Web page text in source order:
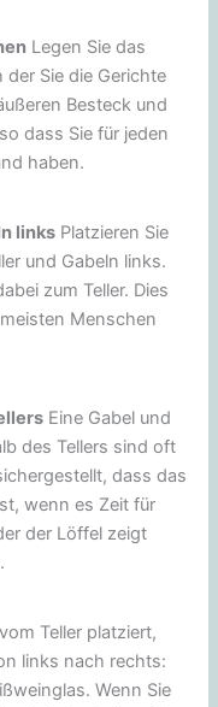
Legen Sie das
der Sie die Gerichte
Besteck und
dass Sie für jeden
haben.
links Platzieren Sie
und Gabeln links.
zum Teller. Dies
Menschen
Eine Gabel und
des Tellers sind oft
dass das
wenn es Zeit für
der Löffel zeigt
Teller platziert,
links nach rechts:
Wenn Sie